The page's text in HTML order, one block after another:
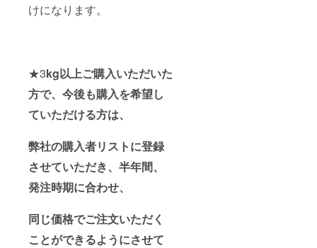
けになります。
★3kg以上ご購入いただいた
方で、今後も購入を希望し
ていただける方は、
弊社の購入者リストに登録
させていただき、半年間、
発注時期に合わせ、
同じ価格でご注文いただく
ことができるようにさせて